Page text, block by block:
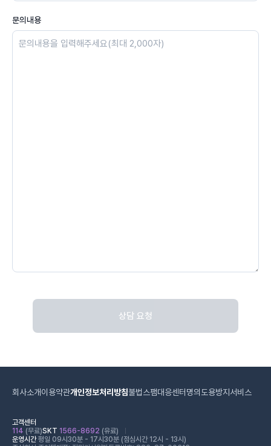
문의내용
상담 요청
회사소개이용약관개인정보처리방침불법스팸대응센터 명의도용방지서비스
고객센터
114 (무료)SKT 1566-8692 (유료)
운영시간평일 09시30분 - 17시30분 (점심시간 12시 - 13시)